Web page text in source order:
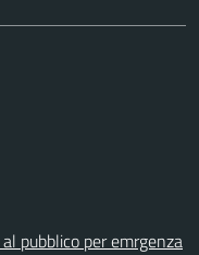
pubblico per emrgenza